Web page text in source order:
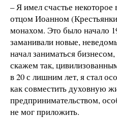
– Я имел счастье
отцом Иоанном
монахом. Это было начало
заманивали новые,
начал заниматься
скажем так,
в 20 с лишним лет, я стал
как совместить духовную
предпринимательством,
не мог приложить.